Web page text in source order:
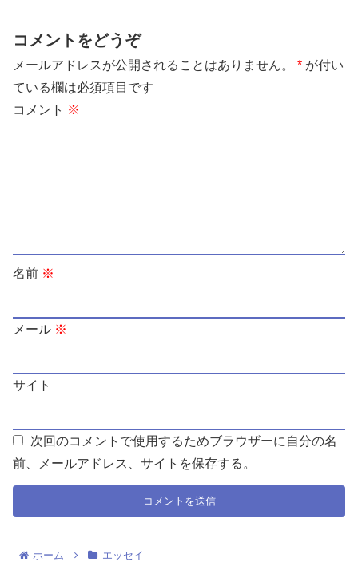
コメントをどうぞ
メールアドレスが公開されることはありません。 * が付い
ている欄は必須項目です
コメント ※
名前 ※
メール ※
サイト
次回のコメントで使用するためブラウザーに自分の名
前、メールアドレス、サイトを保存する。
ホーム エッセイ